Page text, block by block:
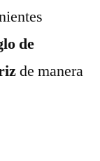
de
de manera